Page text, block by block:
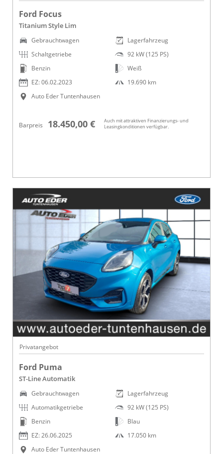
Ford Focus
Titanium Style Lim
Gebrauchtwagen
Schaltgetriebe
Benzin
EZ: 06.02.2023
Auto Eder Tuntenhausen
Lagerfahrzeug
92 kW (125 PS)
Weiß
19.690 km
Barpreis 18.450,00 €
Auch mit attraktiven Finanzierungs- und
Leasingkonditionen verfügbar.
Privatangebot
Ford Puma
ST-Line Automatik
Gebrauchtwagen
Automatikgetriebe
Benzin
EZ: 26.06.2025
Auto Eder Tuntenhausen
Lagerfahrzeug
92 kW (125 PS)
Blau
17.050 km